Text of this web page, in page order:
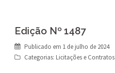
Edição Nº 1487
Publicado em 1 de julho de 2024
Categorias: Licitações e Contratos